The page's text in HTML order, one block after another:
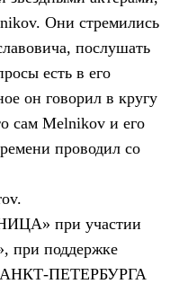
Они стремились
послушать
есть в его
он говорил в кругу
сам Melnikov и его
проводил со
при участии
поддержке
ПЕТЕРБУРГА